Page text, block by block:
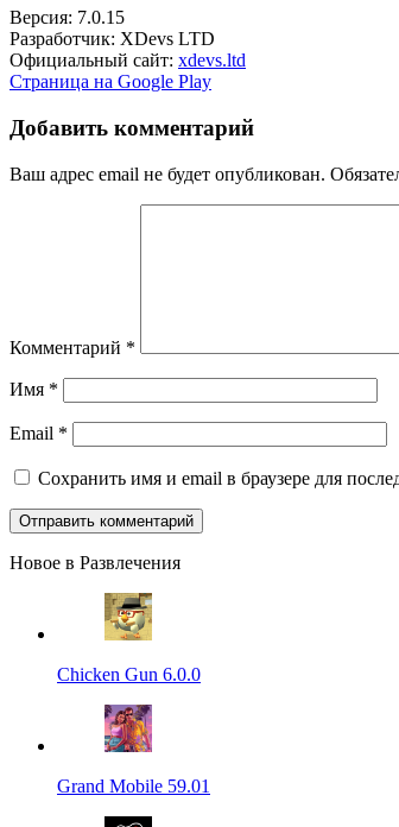
Версия: 7.0.15
Разработчик: XDevs LTD
Официальный сайт: xdevs.ltd
Страница на Google Play
Добавить комментарий
Ваш адрес email не будет опубликован.
Комментарий *
Имя *
Email *
Сохранить имя и email в браузере для
Новое в Развлечения
Chicken Gun 6.0.0
Grand Mobile 59.01